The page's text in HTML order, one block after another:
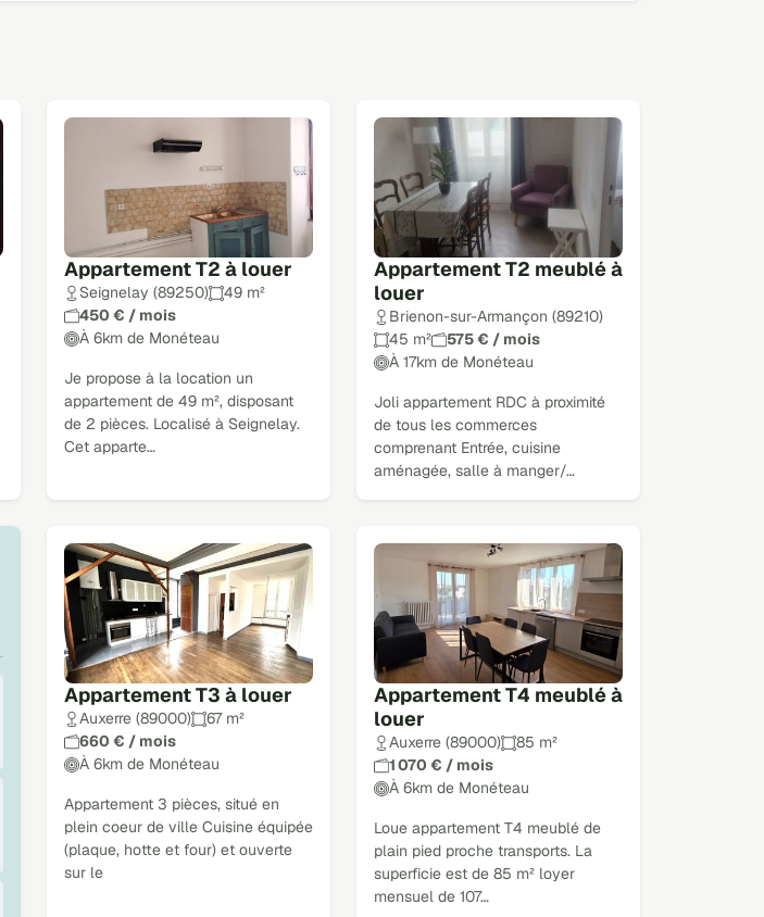
Appartement T2 à louer
Seignelay (89250)
49 m²
450 € / mois
À 6km de Monéteau
Je propose à la location un
appartement de 49 m², disposant
de 2 pièces. Localisé à Seignelay.
Cet apparte…
Appartement T2 meublé à
louer
Brienon-sur-Armançon (89210)
45 m²
575 € / mois
À 17km de Monéteau
Joli appartement RDC à proximité
de tous les commerces
comprenant Entrée, cuisine
aménagée, salle à manger/…
Appartement T3 à louer
Auxerre (89000)
67 m²
660 € / mois
À 6km de Monéteau
Appartement 3 pièces, situé en
plein coeur de ville Cuisine équipée
(plaque, hotte et four) et ouverte
sur le
Appartement T4 meublé à
louer
Auxerre (89000)
85 m²
1 070 € / mois
À 6km de Monéteau
Loue appartement T4 meublé de
plain pied proche transports. La
superficie est de 85 m² loyer
mensuel de 107…